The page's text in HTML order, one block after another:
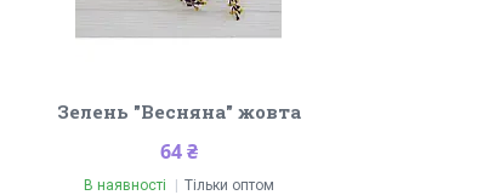
Зелень "Весняна" жовта
64 ₴
В наявності Тільки оптом